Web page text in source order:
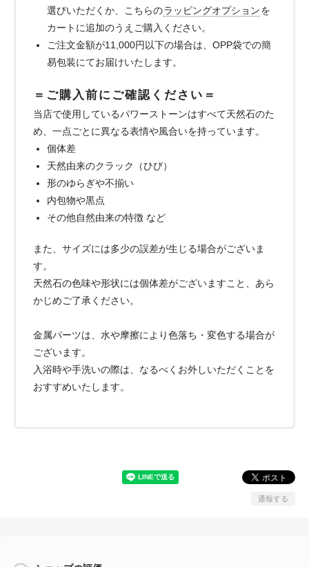
選びいただくか、こちらのラッピングオプションを
カートに追加のうえご購入ください。
ご注文金額が11,000円以下の場合は、OPP袋での簡
易包装にてお届けいたします。
＝ご購入前にご確認ください＝
当店で使用しているパワーストーンはすべて天然石のた
め、一点ごとに異なる表情や風合いを持っています。
個体差
天然由来のクラック（ひび）
形のゆらぎや不揃い
内包物や黒点
その他自然由来の特徴 など
また、サイズには多少の誤差が生じる場合がございま
す。
天然石の色味や形状には個体差がございますこと、あら
かじめご了承ください。
金属パーツは、水や摩擦により色落ち・変色する場合が
ございます。
入浴時や手洗いの際は、なるべくお外しいただくことを
おすすめいたします。
通報する